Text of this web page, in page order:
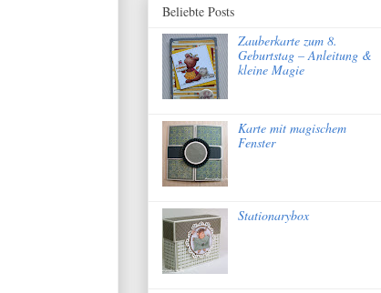
Beliebte Posts
Zauberkarte zum 8.
Geburtstag – Anleitung &
kleine Magie
Karte mit magischem
Fenster
Stationarybox